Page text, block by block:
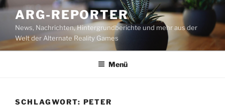
Zum
Inhalt
springen
ARG-REPORTER
News, Nachrichten, Hintergrundberichte und mehr aus der
Welt der Alternate Reality Games
Menü
SCHLAGWORT: PETER